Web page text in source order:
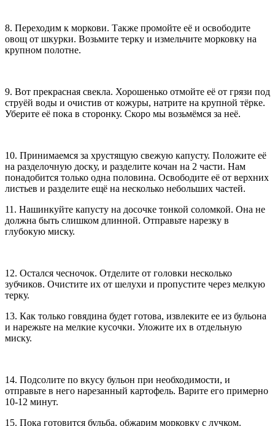
8. Переходим к моркови. Также промойте её и освободите
овощ от шкурки. Возьмите терку и измельчите морковку на
крупном полотне.
9. Вот прекрасная свекла. Хорошенько отмойте её от грязи под
струёй воды и очистив от кожуры, натрите на крупной тёрке.
Уберите её пока в сторонку. Скоро мы возьмёмся за неё.
10. Принимаемся за хрустящую свежую капусту. Положите её
на разделочную доску, и разделите кочан на 2 части. Нам
понадобится только одна половина. Освободите её от верхних
листьев и разделите ещё на несколько небольших частей.
11. Нашинкуйте капусту на досочке тонкой соломкой. Она не
должна быть слишком длинной. Отправьте нарезку в
глубокую миску.
12. Остался чесночок. Отделите от головки несколько
зубчиков. Очистите их от шелухи и пропустите через мелкую
терку.
13. Как только говядина будет готова, извлеките ее из бульона
и нарежьте на мелкие кусочки. Уложите их в отдельную
миску.
14. Подсолите по вкусу бульон при необходимости, и
отправьте в него нарезанный картофель. Варите его примерно
10-12 минут.
15. Пока готовится бульба, обжарим морковку с лучком.